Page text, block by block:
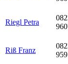
Riegl Petra
Riß Franz